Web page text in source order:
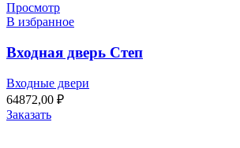
Просмотр
В избранное
Входная дверь Степ
Входные двери
64872,00 ₽
Заказать